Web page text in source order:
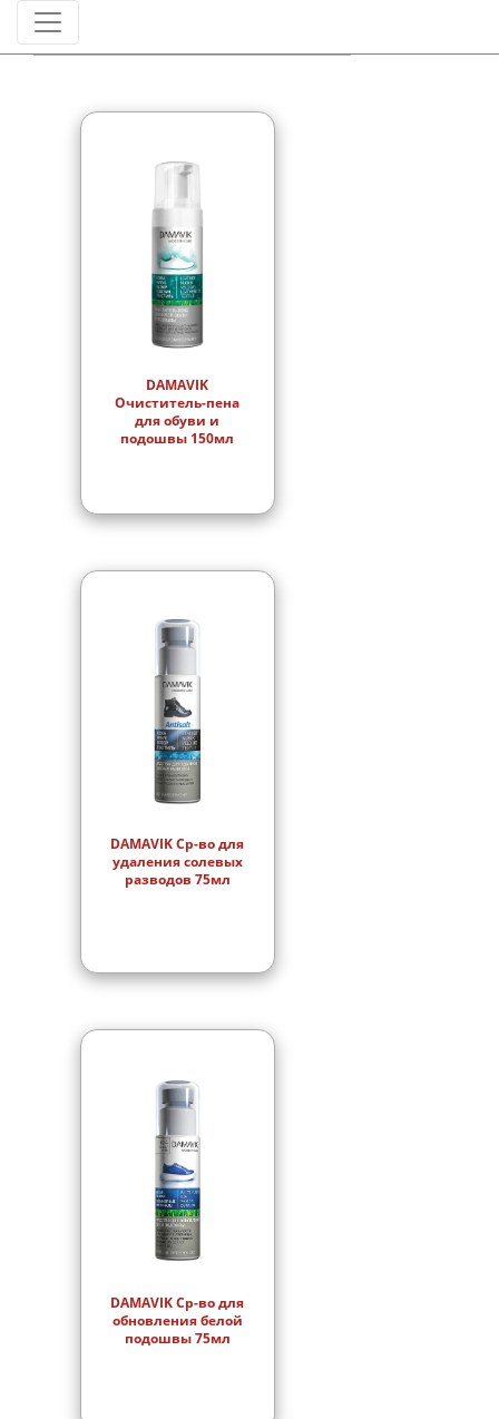
DAMAVIK
Очиститель-пена
для обуви и
подошвы 150мл
DAMAVIK Ср-во для
удаления солевых
разводов 75мл
DAMAVIK Ср-во для
обновления белой
подошвы 75мл